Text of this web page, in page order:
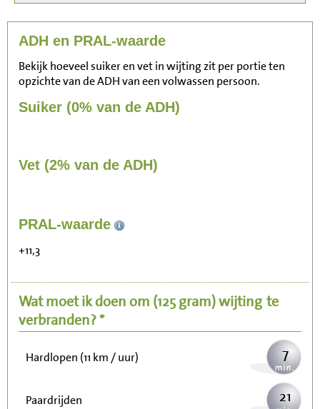
ADH en PRAL-waarde
Bekijk hoeveel suiker en vet in wijting zit per portie ten
opzichte van de ADH van een volwassen persoon.
Suiker (0% van de ADH)
Vet (2% van de ADH)
PRAL-waarde
+11,3
Wat moet ik doen om (125 gram)wijting te
verbranden? *
Zitten, tv kijken
Wandelen (5 km/uur)
Hardlopen (11 km / uur) 7
Paardrijden 21